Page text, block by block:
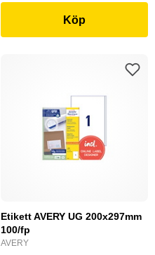
Köp
Etikett AVERY UG 200x297mm
100/fp
AVERY